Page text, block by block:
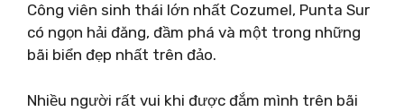
Công viên sinh thái lớn nhất Cozumel, Punta Sur
có ngọn hải đăng, đầm phá và một trong những
bãi biển đẹp nhất trên đảo.
Nhiều người rất vui khi được đắm mình trên bãi